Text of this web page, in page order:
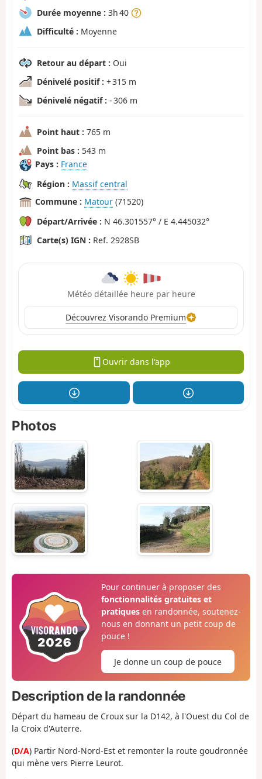
Durée moyenne : 3h 40
Difficulté : Moyenne
Retour au départ : Oui
Dénivelé positif : + 315 m
Dénivelé négatif : - 306 m
Point haut : 765 m
Point bas : 543 m
Pays : France
Région : Massif central
Commune : Matour (71520)
Départ/Arrivée : N 46.301557° / E 4.445032°
Carte(s) IGN : Ref. 2928SB
Météo détaillée heure par heure
Découvrez Visorando Premium
Ouvrir dans l'app
Photos
Pour continuer à proposer des
fonctionnalités gratuites et
pratiquesen randonnée, soutenez-
nous en donnant un petit coup de
pouce !
Je donne un coup de pouce
Description de la randonnée
Départ du hameau de Croux sur la D142, à l'Ouest du Col de
la Croix d'Auterre.
(D/A) Partir Nord-Nord-Est et remonter la route goudronnée
qui mène vers Pierre Leurot.